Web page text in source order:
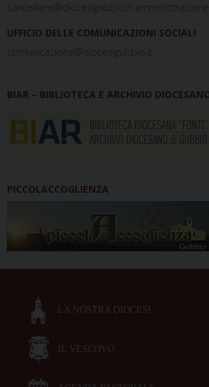
cancelliere@diocesigubbio.it
UFFICIO DELLE COMUNICAZIONI SOCIALI
comunicazione@diocesigubbio.it
BIAR – BIBLIOTECA E ARCHIVIO
PICCOLACCOGLIENZA
LA NOSTRA DIOCESI
IL VESCOVO